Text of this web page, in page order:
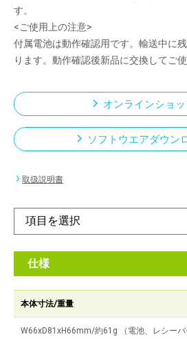
す。
<ご使用上の注意>
付属電池は動作確認用です。輸送中に
ります。動作確認後新品に交換してご使
オンラインショ
ソフトウエアダウン
取扱説明書
仕様
本体寸法/重量
W66xD81xH66mm/約61g （電池、レシーバ